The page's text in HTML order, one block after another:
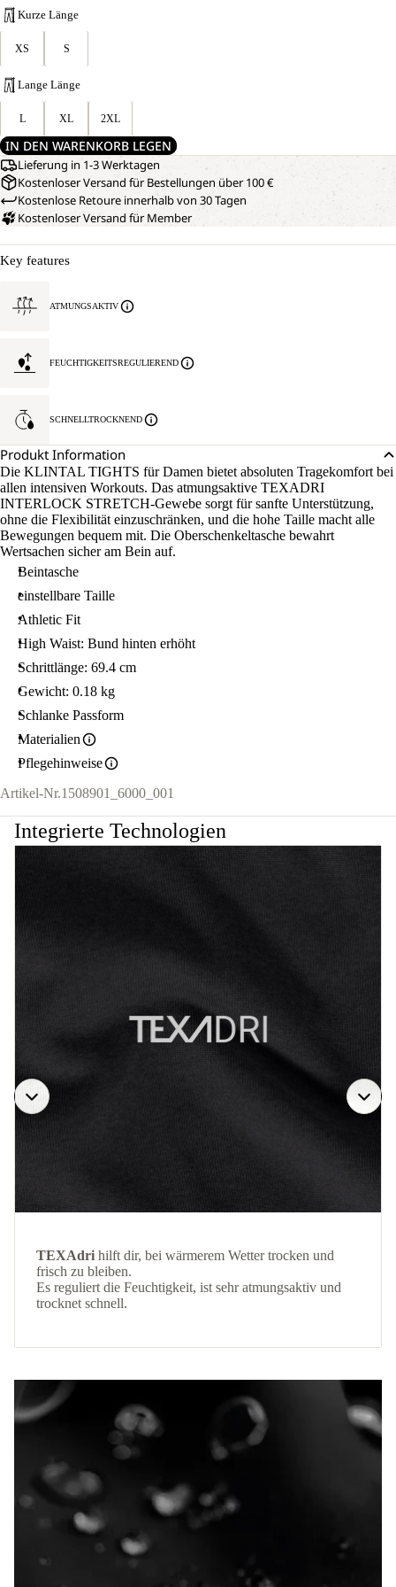
Kurze Länge
XS S
Lange Länge
L XL 2XL
IN DEN WARENKORB LEGEN
Lieferung in 1-3 Werktagen
Kostenloser Versand für Bestellungen über 100 €
Kostenlose Retoure innerhalb von 30 Tagen
Kostenloser Versand für Member
Key features
ATMUNGSAKTIV
FEUCHTIGKEITSREGULIEREND
SCHNELLTROCKNEND
Produkt Information
Die KLINTAL TIGHTS für Damen bietet absoluten Tragekomfort bei
allen intensiven Workouts. Das atmungsaktive TEXADRI
INTERLOCK STRETCH-Gewebe sorgt für sanfte Unterstützung,
ohne die Flexibilität einzuschränken, und die hohe Taille macht alle
Bewegungen bequem mit. Die Oberschenkeltasche bewahrt
Wertsachen sicher am Bein auf.
Beintasche
einstellbare Taille
Athletic Fit
High Waist: Bund hinten erhöht
Schrittlänge: 69.4 cm
Gewicht: 0.18 kg
Schlanke Passform
Materialien
Pflegehinweise
Artikel-Nr.1508901_6000_001
Integrierte Technologien
TEXAdri hilft dir, bei wärmerem Wetter trocken und
frisch zu bleiben.
Es reguliert die Feuchtigkeit, ist sehr atmungsaktiv und
trocknet schnell.